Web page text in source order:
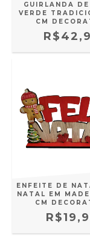
GUIRLANDA
VERDE
CM
ENFEITE DE
NATAL EM
CM